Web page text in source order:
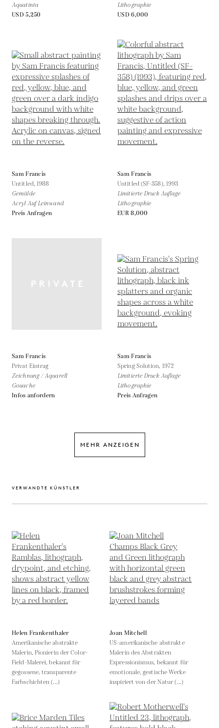
Aquatinta
USD 5,250
Lithographie
USD 6,000
Sam Francis
Untitled, 1988
Gemälde
Acryl Auf Leinwand
Preis Anfragen
Sam Francis
Untitled (SF-358), 1993
Limitierte Druck Auflage
Lithographie
EUR 8,000
Sam Francis
Privat Eintrag
Zeichnung / Aquarell
Gouache
Infos anfordern
Sam Francis
Spring Solution, 1972
Limitierte Druck Auflage
Lithographie
Preis Anfragen
MEHR ANZEIGEN
VERWANDTE KÜNSTLER
Helen Frankenthaler
Amerikanische abstrakte
Malerin, Pionierin der Color-
Field-Malerei, bekannt für
gegossene, transparente
Farbschichten (...)
Joan Mitchell
US-amerikanische abstrakte
Malerin des Abstrakten
Expressionismus, bekannt für
emotionale, gestische Werke
inspiriert von der Natur (...)